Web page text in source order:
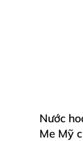
Nước
Me Mỹ